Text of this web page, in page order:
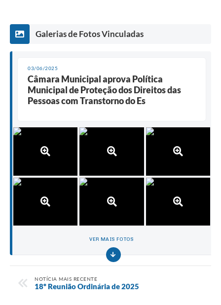
Galerias de Fotos Vinculadas
03/06/2025
Câmara Municipal aprova Política
Municipal de Proteção dos Direitos das
Pessoas com Transtorno do Es
VER MAIS FOTOS
NOTÍCIA MAIS RECENTE
18º Reunião Ordinária de 2025